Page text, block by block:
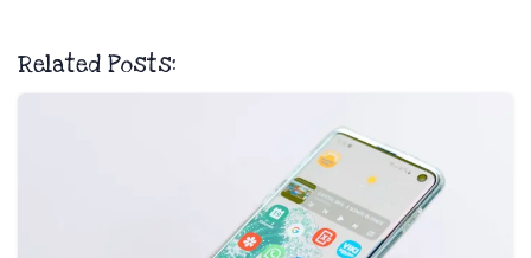
Related Posts: